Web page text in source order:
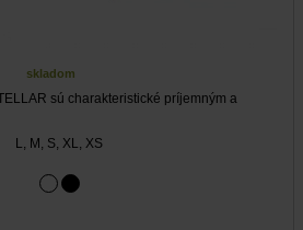
skladom
sú charakteristické príjemným a
L, M, S, XL, XS